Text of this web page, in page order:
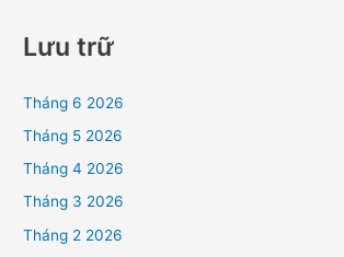
Lưu trữ
Tháng 6 2026
Tháng 5 2026
Tháng 4 2026
Tháng 3 2026
Tháng 2 2026